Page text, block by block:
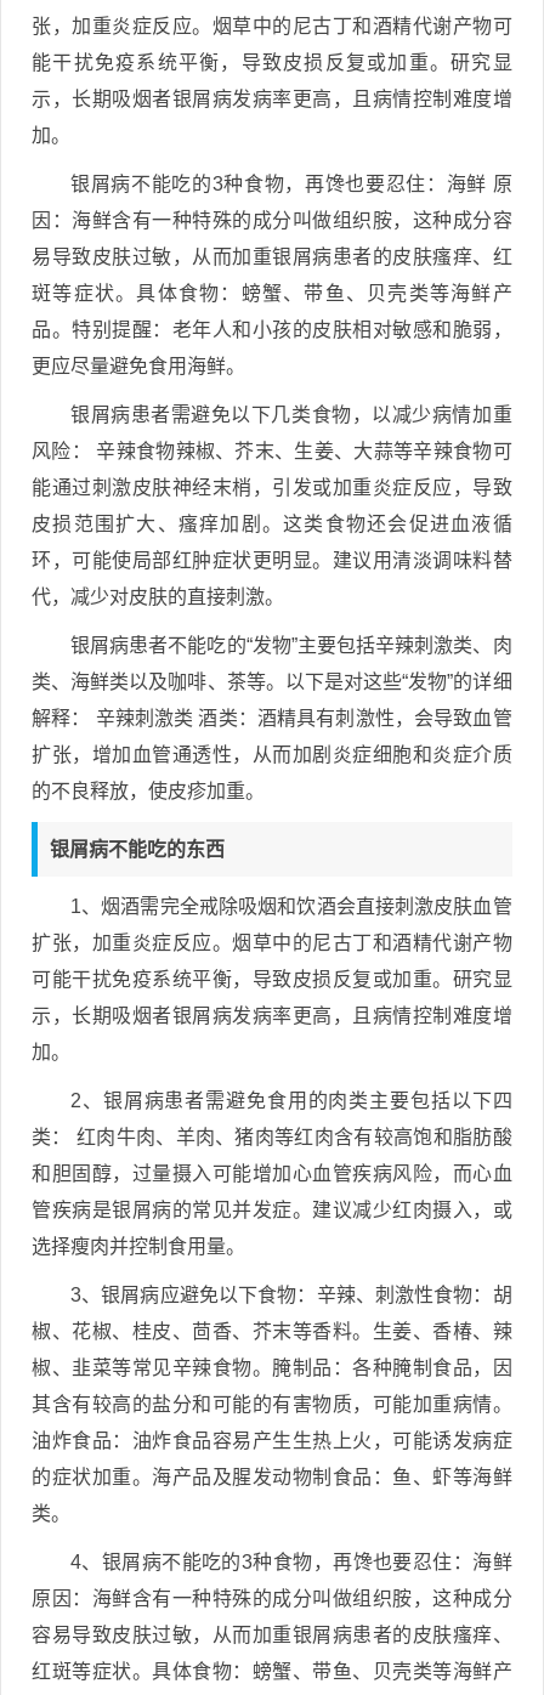
张，加重炎症反应。烟草中的尼古丁和酒精代谢产物可
能干扰免疫系统平衡，导致皮损反复或加重。研究显
示，长期吸烟者银屑病发病率更高，且病情控制难度增
加。
银屑病不能吃的3种食物，再馋也要忍住：海鲜 原
因：海鲜含有一种特殊的成分叫做组织胺，这种成分容
易导致皮肤过敏，从而加重银屑病患者的皮肤瘙痒、红
斑等症状。具体食物：螃蟹、带鱼、贝壳类等海鲜产
品。特别提醒：老年人和小孩的皮肤相对敏感和脆弱，
更应尽量避免食用海鲜。
银屑病患者需避免以下几类食物，以减少病情加重
风险： 辛辣食物辣椒、芥末、生姜、大蒜等辛辣食物可
能通过刺激皮肤神经末梢，引发或加重炎症反应，导致
皮损范围扩大、瘙痒加剧。这类食物还会促进血液循
环，可能使局部红肿症状更明显。建议用清淡调味料替
代，减少对皮肤的直接刺激。
银屑病患者不能吃的“发物”主要包括辛辣刺激类、肉
类、海鲜类以及咖啡、茶等。以下是对这些“发物”的详细
解释： 辛辣刺激类 酒类：酒精具有刺激性，会导致血管
扩张，增加血管通透性，从而加剧炎症细胞和炎症介质
的不良释放，使皮疹加重。
银屑病不能吃的东西
1、烟酒需完全戒除吸烟和饮酒会直接刺激皮肤血管
扩张，加重炎症反应。烟草中的尼古丁和酒精代谢产物
可能干扰免疫系统平衡，导致皮损反复或加重。研究显
示，长期吸烟者银屑病发病率更高，且病情控制难度增
加。
2、银屑病患者需避免食用的肉类主要包括以下四
类： 红肉牛肉、羊肉、猪肉等红肉含有较高饱和脂肪酸
和胆固醇，过量摄入可能增加心血管疾病风险，而心血
管疾病是银屑病的常见并发症。建议减少红肉摄入，或
选择瘦肉并控制食用量。
3、银屑病应避免以下食物：辛辣、刺激性食物：胡
椒、花椒、桂皮、茴香、芥末等香料。生姜、香椿、辣
椒、韭菜等常见辛辣食物。腌制品：各种腌制食品，因
其含有较高的盐分和可能的有害物质，可能加重病情。
油炸食品：油炸食品容易产生生热上火，可能诱发病症
的症状加重。海产品及腥发动物制食品：鱼、虾等海鲜
类。
4、银屑病不能吃的3种食物，再馋也要忍住：海鲜
原因：海鲜含有一种特殊的成分叫做组织胺，这种成分
容易导致皮肤过敏，从而加重银屑病患者的皮肤瘙痒、
红斑等症状。具体食物：螃蟹、带鱼、贝壳类等海鲜产